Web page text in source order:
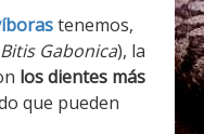
tenemos,
Bitis Gabonica), la
los dientes más
que pueden